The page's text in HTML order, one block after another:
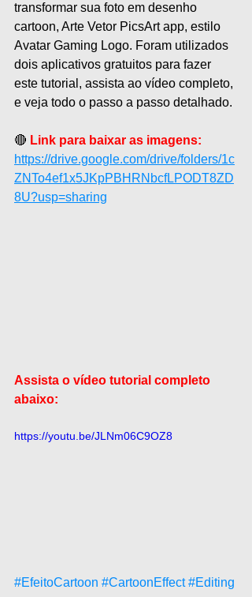
transformar sua foto em desenho
cartoon, Arte Vetor PicsArt app, estilo
Avatar Gaming Logo. Foram utilizados
dois aplicativos gratuitos para fazer
este tutorial, assista ao vídeo completo,
e veja todo o passo a passo detalhado.
🔴 Link para baixar as imagens:
https://drive.google.com/drive/folders/1c
ZNTo4ef1x5JKpPBHRNbcfLPODT8ZD
8U?usp=sharing
Assista o vídeo tutorial completo
abaixo:
https://youtu.be/JLNm06C9OZ8
#EfeitoCartoon #CartoonEffect #Editing